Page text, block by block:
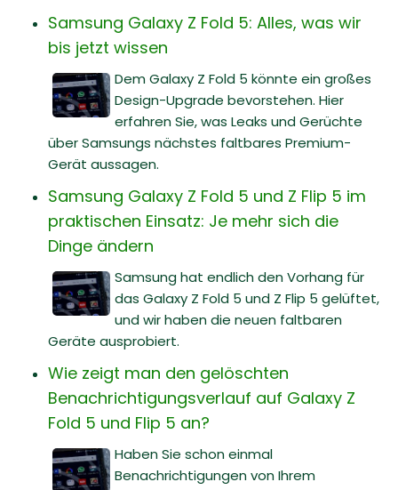
Samsung Galaxy Z Fold 5: Alles, was wir
bis jetzt wissen
Dem Galaxy Z Fold 5 könnte ein großes
Design-Upgrade bevorstehen. Hier
erfahren Sie, was Leaks und Gerüchte
über Samsungs nächstes faltbares Premium-
Gerät aussagen.
Samsung Galaxy Z Fold 5 und Z Flip 5 im
praktischen Einsatz: Je mehr sich die
Dinge ändern
Samsung hat endlich den Vorhang für
das Galaxy Z Fold 5 und Z Flip 5 gelüftet,
und wir haben die neuen faltbaren
Geräte ausprobiert.
Wie zeigt man den gelöschten
Benachrichtigungsverlauf auf Galaxy Z
Fold 5 und Flip 5 an?
Haben Sie schon einmal
Benachrichtigungen von Ihrem